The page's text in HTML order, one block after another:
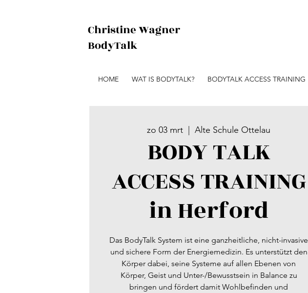
zo 03 mrt
  |
Alte Schule Ottelau
BODY TALK
ACCESS TRAINING
in Herford
Das BodyTalk System ist eine ganzheitliche, nicht-invasive
und sichere Form der Energiemedizin. Es unterstützt den
Körper dabei, seine Systeme auf allen Ebenen von
Körper, Geist und Unter-/Bewusstsein in Balance zu
bringen und fördert damit Wohlbefinden und
Christine Wagner
BodyTalk
HOME WAT IS BODYTALK? BODYTALK ACCESS TRAINING